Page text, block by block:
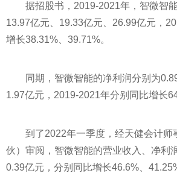
据招股书，2019-2021年，智微智
13.97亿元、19.33亿元、26.99亿元，
增长38.31%、39.71%。
同期，智微智能的净利润分别为
1.97亿元，2019-2021年分别同比增长
到了2022年一季度，经天健会计师
伙）审阅，智微智能的营业收入、净利
0.39亿元，分别同比增长46.6%、